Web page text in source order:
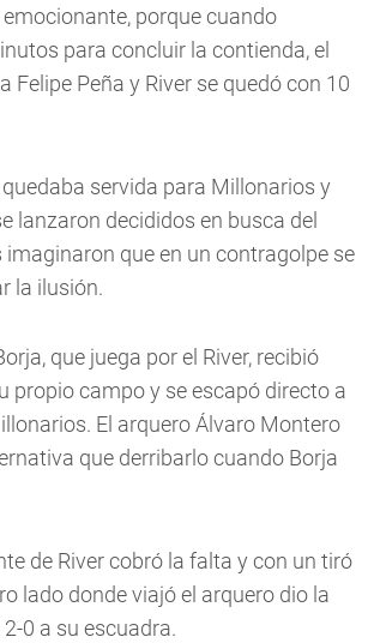
porque cuando
para concluir la contienda, el
Felipe Peña y River se quedó con 10
servida para Millonarios y
lanzaron decididos en busca del
que en un contragolpe se
la ilusión.
que juega por el River, recibió
propio campo y se escapó directo a
El arquero Álvaro Montero
que derribarlo cuando Borja
de River cobró la falta y con un tiró
lado donde viajó el arquero dio la
0 a su escuadra.